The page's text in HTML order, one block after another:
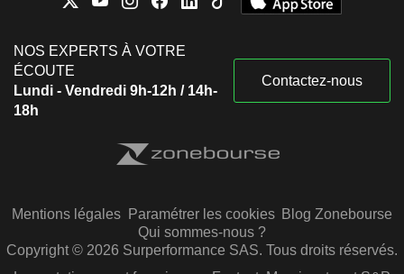
NOS EXPERTS À VOTRE
ÉCOUTE
Lundi - Vendredi 9h-12h / 14h-
18h
Contactez-nous
Mentions légales Paramétrer les cookies Blog Zonebourse
Qui sommes-nous ?
Copyright © 2026 Surperformance SAS. Tous droits réservés.